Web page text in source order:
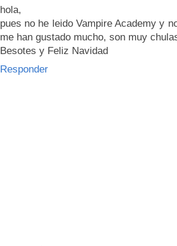
hola,
pues no he leido Vampire Academy y
me han gustado mucho, son muy
Besotes y Feliz Navidad
Responder